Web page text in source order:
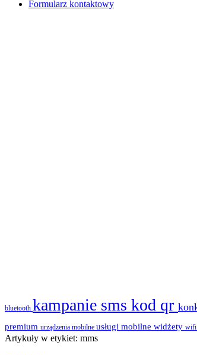
Formularz kontaktowy
bluetooth kampanie sms kod qr
premium urządzenia mobilne usługi mobilne widżety wifi
Artykuły w etykiet: mms